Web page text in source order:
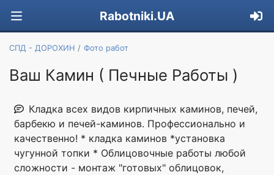
Rabotniki.UA
СПД - ДОРОХИН Фото работ
Ваш Камин ( Печные Работы )
Кладка всех видов кирпичных каминов, печей,
барбекю и печей-каминов. Профессионально и
качественно! * кладка каминов *установка
чугунной топки * Облицовочные работы любой
сложности - монтаж "готовых" облицовок,